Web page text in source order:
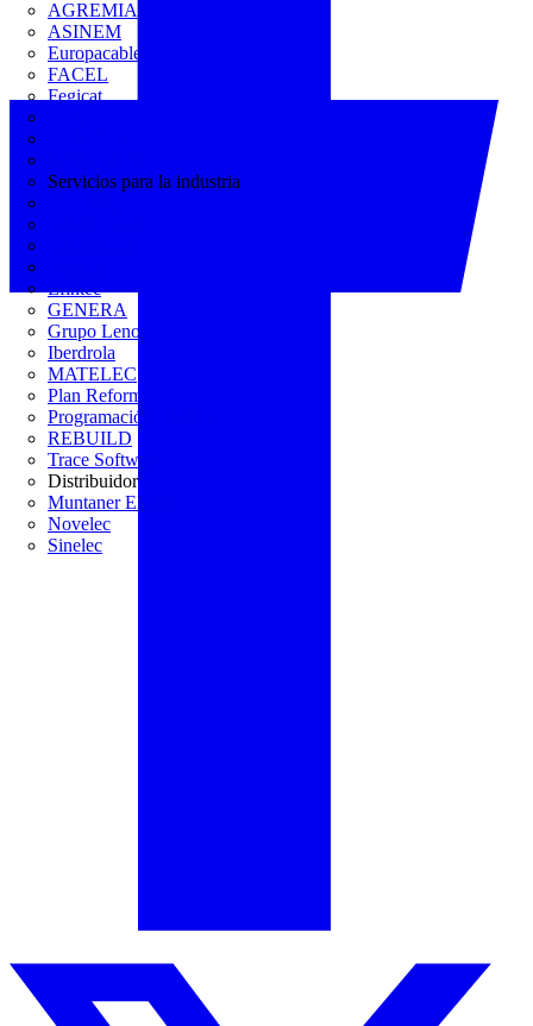
AGREMIA
ASINEM
Europacable
FACEL
Fegicat
Servicios para la industria
Efintec
GENERA
Grupo Lenor
Iberdrola
MATELEC
Plan Reforma
Programación Integral
REBUILD
Trace Software
Distribuidor
Muntaner Electro
Novelec
Sinelec